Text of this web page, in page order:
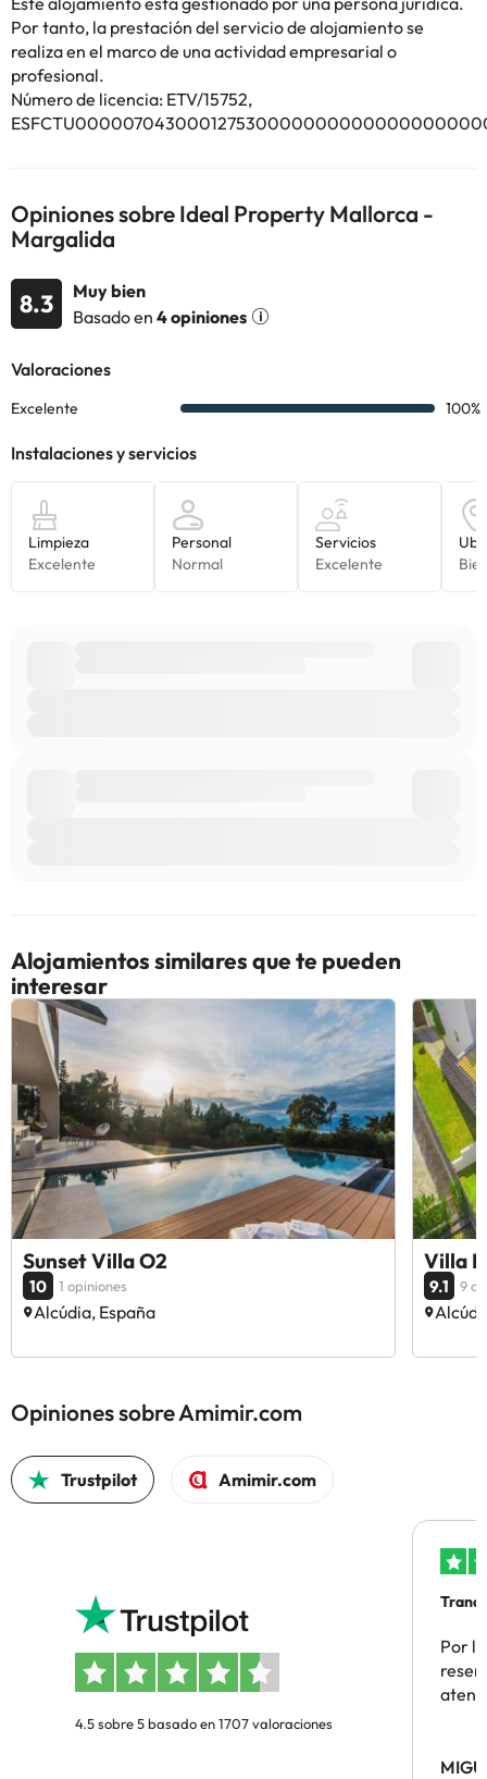
Algunos de los servicios detallados pueden ser de pago. Puedes
consultar sus tarifas directamente en el establecimiento. Toda la
información de esta ficha está sujeta a cambios por parte del
alojamiento. Si tienes dudas, contáctanos.
Por tanto, la prestación del servicio de alojamiento se
realiza en el marco de una actividad empresarial o
profesional.
Número de licencia: ETV/15752,
Opiniones sobre Ideal Property Mallorca -
Margalida
8.3
Muy bien
Basado en 4 opiniones
Alojamientos similares que te pueden
interesar
Sunset Villa O2
10 1 opiniones
Alcúdia, España
Villa
9.1 9
Opiniones sobre Amimir.com
Trustpilot Amimir.com
4.5 sobre 5 basado en 1707 valoraciones
Por